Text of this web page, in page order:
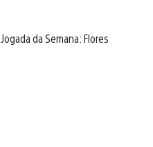
Jogada da Semana: Flores